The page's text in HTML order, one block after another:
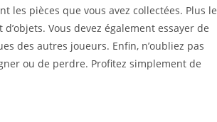
les pièces que vous avez collectées. Plus le
Vous devez également essayer de
des autres joueurs. Enfin, n’oubliez pas
ou de perdre. Profitez simplement de